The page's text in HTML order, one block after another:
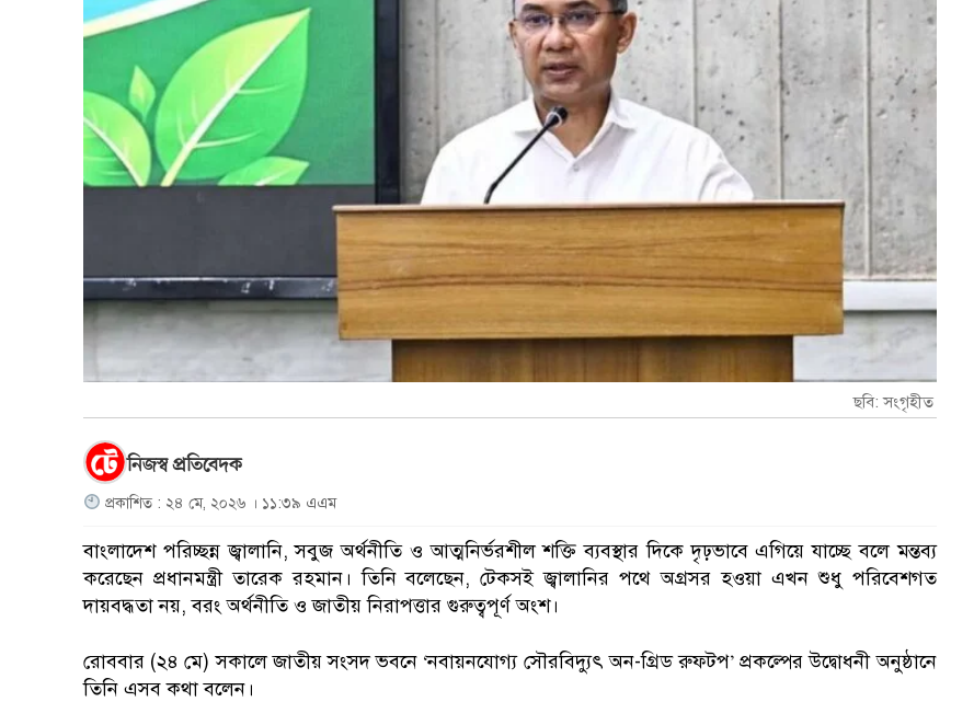
ছবি: সংগৃহীত
নিজস্ব প্রতিবেদক
প্রকাশিত : ২৪ মে, ২০২৬ । ১১:৩৯ এএম
বাংলাদেশ পরিচ্ছন্ন জ্বালানি, সবুজ অর্থনীতি ও আত্মনির্ভরশীল শক্তি ব্যবস্থার দিকে দৃঢ়ভাবে এগিয়ে যাচ্ছে বলে মন্তব্য
করেছেন প্রধানমন্ত্রী তারেক রহমান। তিনি বলেছেন, টেকসই জ্বালানির পথে অগ্রসর হওয়া এখন শুধু পরিবেশগত
দায়বদ্ধতা নয়, বরং অর্থনীতি ও জাতীয় নিরাপত্তার গুরুত্বপূর্ণ অংশ।
রোববার (২৪ মে) সকালে জাতীয় সংসদ ভবনে ‘নবায়নযোগ্য সৌরবিদ্যুৎ অন-গ্রিড রুফটপ’ প্রকল্পের উদ্বোধনী অনুষ্ঠানে
তিনি এসব কথা বলেন।